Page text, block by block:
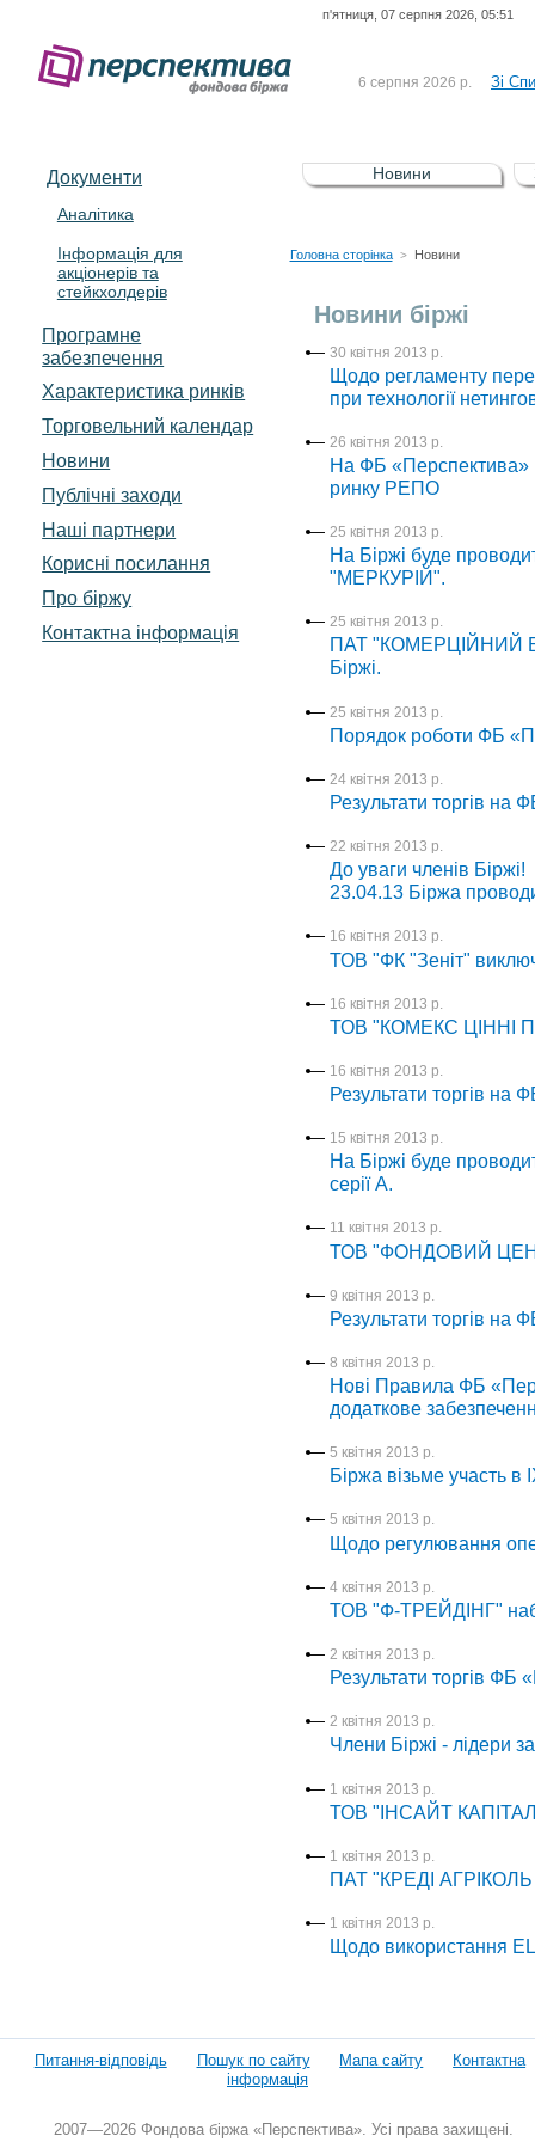
п'ятниця, 07 серпня 2026, 05:51
6 серпня 2026 р. Зі
5 серпня 2026 р.
Зі
UA4000232607)
4 серпня 2026 р.
Документи
Аналітика
Інформація для
акціонерів та
стейкхолдерів
Програмне
забезпечення
Характеристика pинків
Торговельний календар
Новини
Публічні заходи
Наші партнери
Корисні посилання
Про біржу
Контактна інформація
Новини
Головна сторінка > Новини
Новини біржі
30 квітня 2013 р.
Щодо регламенту
при технології
26 квітня 2013 р.
На ФБ «Перспектива»
ринку РЕПО
25 квітня 2013 р.
На Біржі буде
"МЕРКУРІЙ".
25 квітня 2013 р.
ПАТ "КОМЕРЦІЙНИЙ
Біржі.
25 квітня 2013 р.
Порядок роботи ФБ
24 квітня 2013 р.
Результати торгів на
22 квітня 2013 р.
До уваги членів Біржі!
23.04.13 Біржа
16 квітня 2013 р.
ТОВ "ФК "Зеніт"
16 квітня 2013 р.
ТОВ "КОМЕКС ЦІННІ
16 квітня 2013 р.
Результати торгів на
15 квітня 2013 р.
На Біржі буде
серії А.
11 квітня 2013 р.
ТОВ "ФОНДОВИЙ
9 квітня 2013 р.
Результати торгів на
8 квітня 2013 р.
Нові Правила ФБ
додаткове
5 квітня 2013 р.
Біржа візьме участь в
5 квітня 2013 р.
Щодо регулювання
4 квітня 2013 р.
ТОВ "Ф-ТРЕЙДІНГ"
2 квітня 2013 р.
Результати торгів ФБ
2 квітня 2013 р.
Члени Біржі - лідери
1 квітня 2013 р.
ТОВ "ІНСАЙТ КАПІТАЛ"
1 квітня 2013 р.
ПАТ "КРЕДІ АГРІКОЛЬ
1 квітня 2013 р.
Щодо використання
Питання-відповідь Пошук по сайту Мапа сайту
Контактна
інформація
2007—2026 Фондова біржа «Перспектива». Усі права захищені.